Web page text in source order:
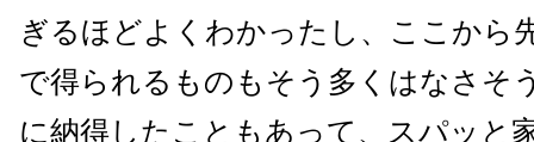
ぎるほどよくわかったし、ここから
で得られるものもそう多くはなさそ
に納得したこともあって、スパッと